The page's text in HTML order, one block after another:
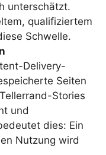
unterschätzt.
qualifiziertem
Schwelle.
Delivery-
Seiten
Stories
und
dies: Ein
Nutzung wird